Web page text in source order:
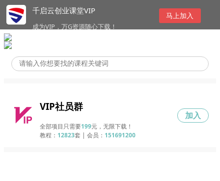
千启云创业课堂VIP
成为VIP，万G资源随心下载！
马上加入
VIP社员群
全部项目只需要199元，无限下载！
教程： 12823套 | 会员： 151691200
加入